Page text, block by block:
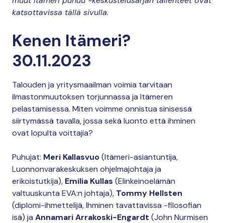
katsottavissa tällä sivulla.
Kenen Itämeri?
30.11.2023
Talouden ja yritysmaailman voimia tarvitaan
ilmastonmuutoksen torjunnassa ja Itämeren
pelastamisessa. Miten voimme onnistua sinisessä
siirtymässä tavalla, jossa sekä luonto että ihminen
ovat lopulta voittajia?
Puhujat: Meri Kallasvuo(Itämeri-asiantuntija,
Luonnonvarakeskuksen ohjelmajohtaja ja
erikoistutkija), Emilia Kullas (Elinkeinoelämän
valtuuskunta EVA:n johtaja), Tommy Hellsten
(diplomi-ihmettelijä, Ihminen tavattavissa -filosofian
isä) ja Annamari Arrakoski-Engardt (John Nurmisen